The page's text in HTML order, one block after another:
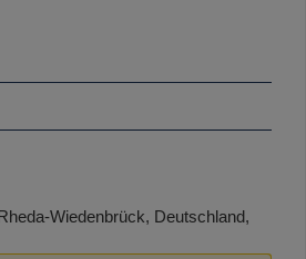
Wiedenbrück, Deutschland,